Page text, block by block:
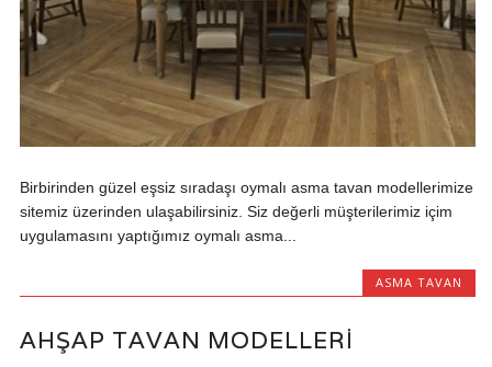
Birbirinden güzel eşsiz sıradaşı oymalı asma tavan modellerimize
sitemiz üzerinden ulaşabilirsiniz. Siz değerli müşterilerimiz içim
uygulamasını yaptığımız oymalı asma...
ASMA TAVAN
AHŞAP TAVAN MODELLERI